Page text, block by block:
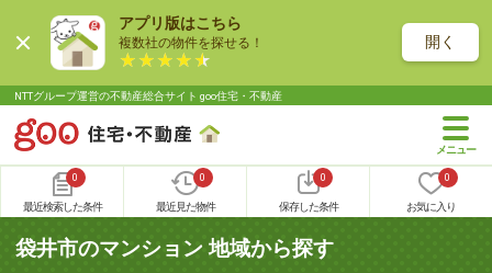
アプリ版はこちら
複数社の物件を探せる！ 開く
NTTグループ運営の不動産総合サイト goo住宅・不動産
0
最近検索した条件
0
最近見た物件
0
保存した条件
0
お気に入り
袋井市のマンション 地域から探す